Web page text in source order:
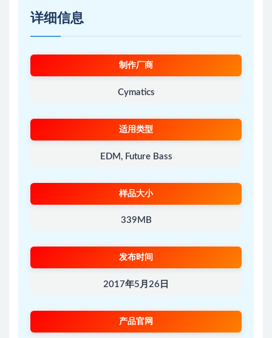
详细信息
制作厂商
Cymatics
适用类型
EDM, Future Bass
样品大小
339MB
发布时间
2017年5月26日
产品官网